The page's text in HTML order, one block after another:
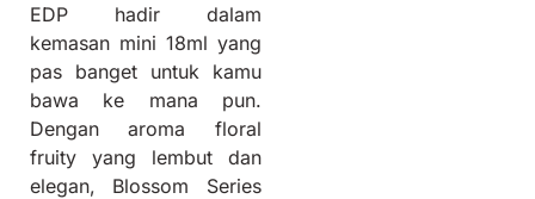
EDP hadir dalam
kemasan mini 18ml yang
pas banget untuk kamu
bawa ke mana pun.
Dengan aroma floral
fruity yang lembut dan
elegan, Blossom Series